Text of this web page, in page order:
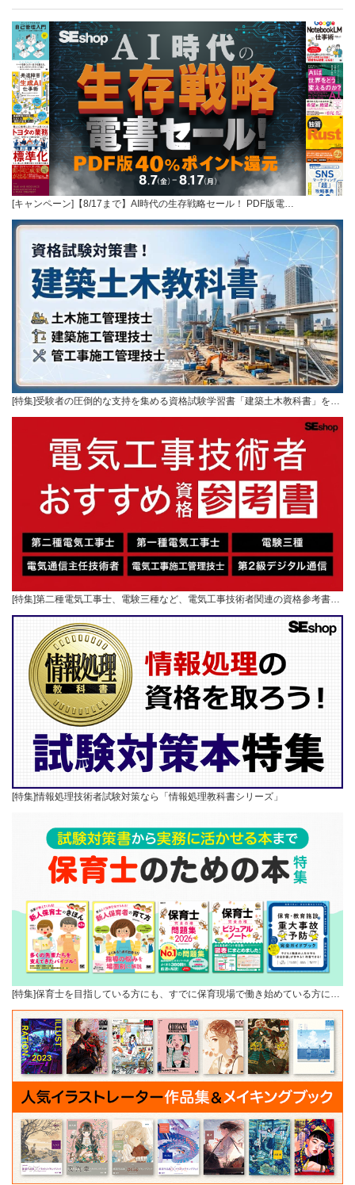
[キャンペーン]【8/17まで】AI時代の生存戦略セール！ PDF版電…
[特集]受験者の圧倒的な支持を集める資格試験学習書「建築土木教科書」を…
[特集]第二種電気工事士、電験三種など、電気工事技術者関連の資格参考書…
[特集]情報処理技術者試験対策なら「情報処理教科書シリーズ」
[特集]保育士を目指している方にも、すでに保育現場で働き始めている方に…